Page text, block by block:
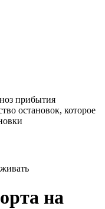
прибытия
остановок, которое
на